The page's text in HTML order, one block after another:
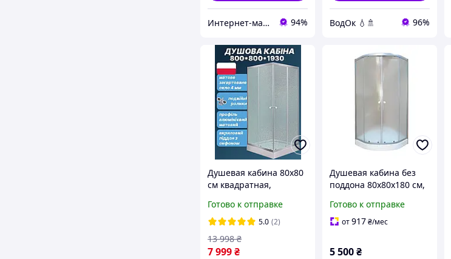
Интернет-магазин Строй Дом 94% ВодОк 💧🚿 96%
Душевая кабина 80х80
см квадратная,
поддоном
Готово к отправке
5.0 (2)
7 999₴
13 998 ₴
Душевая кабина без
поддона 80х80х180 см,
профиль сатин
Готово к отправке
от917₴/мес
5 500₴